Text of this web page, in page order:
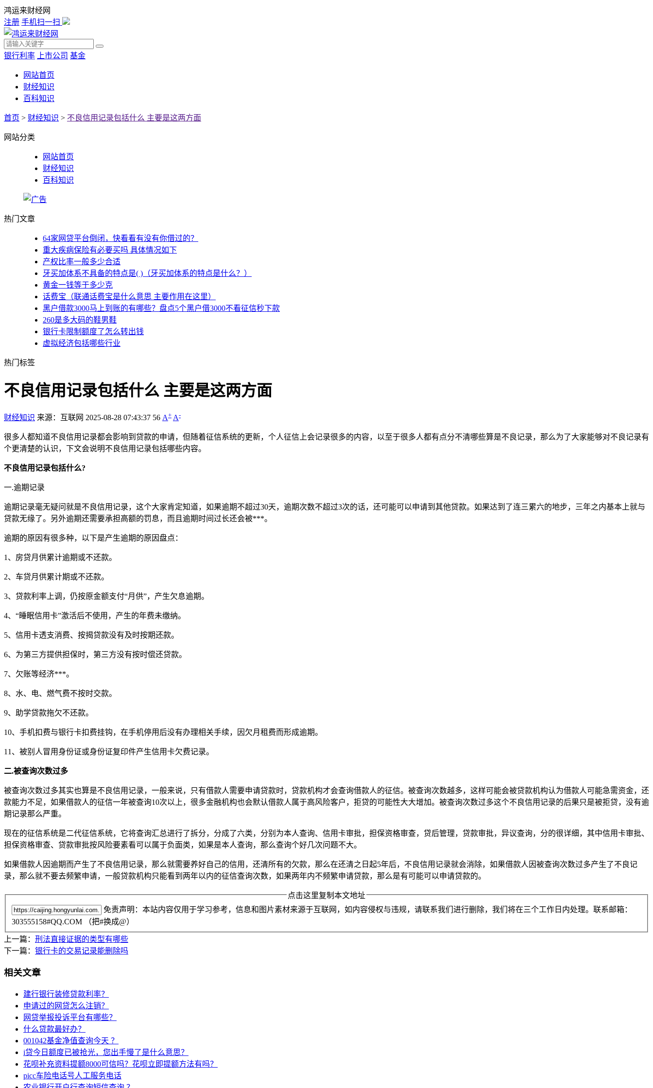
鸿运来财经网
注册 手机扫一扫
银行利率 上市公司 基金
网站首页
财经知识
百科知识
首页 > 财经知识 > 不良信用记录包括什么 主要是这两方面
网站分类
网站首页
财经知识
百科知识
热门文章
64家网贷平台倒闭，快看看有没有你借过的？
重大疾病保险有必要买吗 具体情况如下
产权比率一般多少合适
牙买加体系不具备的特点是( )（牙买加体系的特点是什么？）
黄金一钱等于多少克
话费宝（联通话费宝是什么意思 主要作用在这里）
黑户借款3000马上到账的有哪些？盘点5个黑户借3000不看征信秒下款
260是多大码的鞋男鞋
银行卡限制额度了怎么转出钱
虚拟经济包括哪些行业
热门标签
不良信用记录包括什么 主要是这两方面
财经知识 来源：互联网 2025-08-28 07:43:37 56 A+ A-
很多人都知道不良信用记录都会影响到贷款的申请，但随着征信系统的更新，个人征信上会记录很多的内容，以至于很多人都有点分不清哪些算是不良记录，那么为了大家能够对不良记录有
个更清楚的认识，下文会说明不良信用记录包括哪些内容。
不良信用记录包括什么?
一.逾期记录
逾期记录毫无疑问就是不良信用记录，这个大家肯定知道，如果逾期不超过30天，逾期次数不超过3次的话，还可能可以申请到其他贷款。如果达到了连三累六的地步，三年之内基本上就与
贷款无缘了。另外逾期还需要承担高额的罚息，而且逾期时间过长还会被***。
逾期的原因有很多种，以下是产生逾期的原因盘点：
1、房贷月供累计逾期或不还款。
2、车贷月供累计期或不还款。
3、贷款利率上调，仍按原金额支付“月供”，产生欠息逾期。
4、“睡眠信用卡”激活后不使用，产生的年费未缴纳。
5、信用卡透支消费、按揭贷款没有及时按期还款。
6、为第三方提供担保时，第三方没有按时偿还贷款。
7、欠账等经济***。
8、水、电、燃气费不按时交款。
9、助学贷款拖欠不还款。
10、手机扣费与银行卡扣费挂钩，在手机停用后没有办理相关手续，因欠月租费而形成逾期。
11、被别人冒用身份证或身份证复印件产生信用卡欠费记录。
二.被查询次数过多
被查询次数过多其实也算是不良信用记录，一般来说，只有借款人需要申请贷款时，贷款机构才会查询借款人的征信。被查询次数越多，这样可能会被贷款机构认为借款人可能急需资金，还
款能力不足，如果借款人的征信一年被查询10次以上，很多金融机构也会默认借款人属于高风险客户，拒贷的可能性大大增加。被查询次数过多这个不良信用记录的后果只是被拒贷，没有逾
期记录那么严重。
现在的征信系统是二代征信系统，它将查询汇总进行了拆分，分成了六类，分别为本人查询、信用卡审批，担保资格审查，贷后管理，贷款审批，异议查询，分的很详细，其中信用卡审批、
担保资格审查、贷款审批按风险要素看可以属于负面类，如果是本人查询，那么查询个好几次问题不大。
如果借款人因逾期而产生了不良信用记录，那么就需要养好自己的信用，还清所有的欠款，那么在还清之日起5年后，不良信用记录就会消除，如果借款人因被查询次数过多产生了不良记
录，那么就不要去频繁申请，一般贷款机构只能看到两年以内的征信查询次数，如果两年内不频繁申请贷款，那么是有可能可以申请贷款的。
点击这里复制本文地址
免责声明：本站内容仅用于学习参考，信息和图片素材来源于互联网，如内容侵权与违规，请联系我们进行删除，我们将在三个工作日内处理。联系邮箱：
303555158#QQ.COM （把#换成@）
上一篇： 刑法直接证据的类型有哪些
下一篇： 银行卡的交易记录能删除吗
相关文章
建行银行装修贷款利率？
申请过的网贷怎么注销？
网贷举报投诉平台有哪些？
什么贷款最好办？
001042基金净值查询今天 ？
i贷今日额度已被抢光，您出手慢了是什么意思？
花呗补充资料提额8000可信吗？花呗立即提额方法有吗？
picc车险电话号人工服务电话